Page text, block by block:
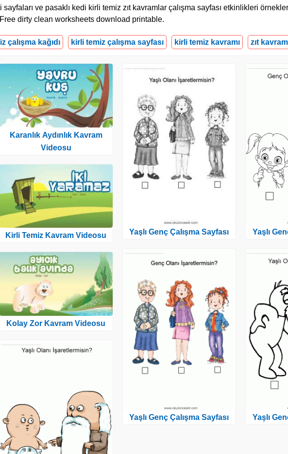
ve pasaklı kedi kirli temiz zıt kavramlar çalışma sayfası etkinlikleri
Free dirty clean worksheets download printable.
çalışma kağıdı kirli temiz çalışma sayfası kirli temiz kavramı zıt
Karanlık Aydınlık Kavram
Videosu
Kirli Temiz Kavram Videosu
Kolay Zor Kavram Videosu
Yaşlı Genç Çalışma Sayfası
Yaşlı Genç Çalışma Sayfası
Yaşlı
Yaşlı